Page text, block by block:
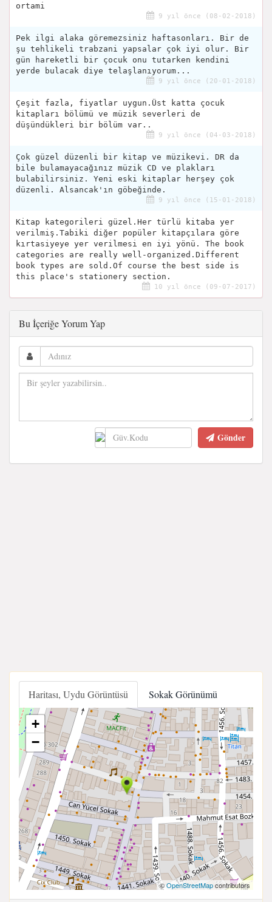
ortami
9 yıl önce (08-02-2018)
Pek ilgi alaka göremezsiniz haftasonları. Bir de
şu tehlikeli trabzani yapsalar çok iyi olur. Bir
gün hareketli bir çocuk onu tutarken kendini
yerde bulacak diye telaşlanıyorum...
9 yıl önce (20-01-2018)
Çeşit fazla, fiyatlar uygun.Üst katta çocuk
kitapları bölümü ve müzik severleri de
düşündükleri bir bölüm var..
9 yıl önce (04-03-2018)
Çok güzel düzenli bir kitap ve müzikevi. DR da
bile bulamayacağınız müzik CD ve plakları
bulabilirsiniz. Yeni eski kitaplar herşey çok
düzenli. Alsancak'ın göbeğinde.
9 yıl önce (15-01-2018)
Kitap kategorileri güzel.Her türlü kitaba yer
verilmiş.Tabiki diğer popüler kitapçılara göre
kırtasiyeye yer verilmesi en iyi yönü. The book
categories are really well-organized.Different
book types are sold.Of course the best side is
this place's stationery section.
10 yıl önce (09-07-2017)
Bu İçeriğe Yorum Yap
Gönder
Haritası, Uydu Görüntüsü Sokak Görünümü
+
−
©OpenStreetMapcontributors